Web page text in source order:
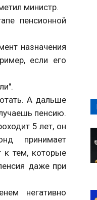
министр.
пенсионной
назначения
если его
А дальше
пенсию.
5 лет, он
принимает
к тем, которые
даже при
негативно